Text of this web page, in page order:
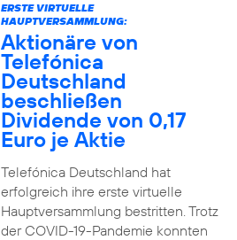
ERSTE VIRTUELLE
HAUPTVERSAMMLUNG:
Aktionäre von
Telefónica
Deutschland
beschließen
Dividende von 0,17
Euro je Aktie
Telefónica Deutschland hat
erfolgreich ihre erste virtuelle
Hauptversammlung bestritten. Trotz
der COVID-19-Pandemie konnten